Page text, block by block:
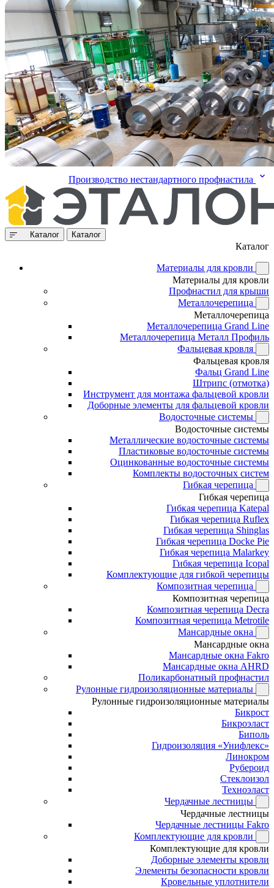
Производство нестандартного профнастила
Каталог Каталог
Каталог
Материалы для кровли
Материалы для кровли
Профнастил для крыши
Металлочерепица
Металлочерепица
Металлочерепица Grand Line
Металлочерепица Металл Профиль
Фальцевая кровля
Фальцевая кровля
Фальц Grand Line
Штрипс (отмотка)
Инструмент для монтажа фальцевой кровли
Доборные элементы для фальцевой кровли
Водосточные системы
Водосточные системы
Металлические водосточные системы
Пластиковые водосточные системы
Оцинкованные водосточные системы
Комплекты водосточных систем
Гибкая черепица
Гибкая черепица
Гибкая черепица Katepal
Гибкая черепица Ruflex
Гибкая черепица Shinglas
Гибкая черепица Docke Pie
Гибкая черепица Malarkey
Гибкая черепица Icopal
Комплектующие для гибкой черепицы
Композитная черепица
Композитная черепица
Композитная черепица Decra
Композитная черепица Metrotile
Мансардные окна
Мансардные окна
Мансардные окна Fakro
Мансардные окна AHRD
Поликарбонатный профнастил
Рулонные гидроизоляционные материалы
Рулонные гидроизоляционные материалы
Бикрост
Бикроэласт
Биполь
Гидроизоляция «Унифлекс»
Линокром
Рубероид
Стеклоизол
Техноэласт
Чердачные лестницы
Чердачные лестницы
Чердачные лестницы Fakro
Комплектующие для кровли
Комплектующие для кровли
Доборные элементы кровли
Элементы безопасности кровли
Кровельные уплотнители